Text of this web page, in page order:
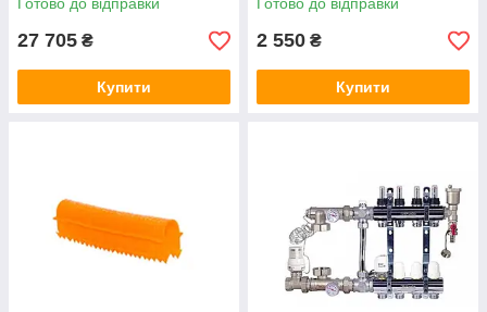
Готово до відправки
27 705 ₴
Купити
Готово до відправки
2 550 ₴
Купити